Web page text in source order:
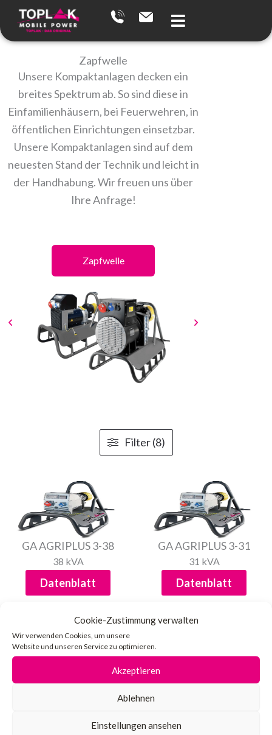
Cookie-Zustimmung verwalten
Wir verwenden Cookies, um unsere
Website und unseren Service zu optimieren.
Akzeptieren
Ablehnen
Einstellungen ansehen
Zum
Inhalt
springen
Zapfwelle
Unsere Kompaktanlagen decken ein
breites Spektrum ab. So sind diese in
Einfamilienhäusern, bei Feuerwehren, in
öffentlichen Einrichtungen einsetzbar.
Unsere Kompaktanlagen sind auf dem
neuesten Stand der Technik und leicht in
der Handhabung. Wir freuen uns über
Ihre Anfrage!
Zapfwelle
Filter (8)
GA AGRIPLUS 3-38
38 kVA
Datenblatt
GA AGRIPLUS 3-31
31 kVA
Datenblatt
GA AGRIPLUS 3-13
Datenblatt
GA AGRIPLUS 1-50
Datenblatt